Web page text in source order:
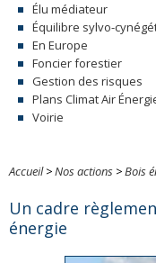
Élu médiateur
Équilibre sylvo-
En Europe
Foncier forestier
Gestion des risques
Plans Climat Air
Voirie
Accueil>Nos actions >Bois
Un cadre
énergie